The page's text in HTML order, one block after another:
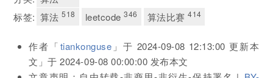
标签: 算法518 leetcode346 算法比赛414
作者「tiankonguse 」于 2024-09-08 12:13:00 更新本
文」于2024-09-08 00:00:00 发布本文